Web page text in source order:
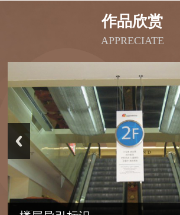
作品欣赏
APPRECIATE